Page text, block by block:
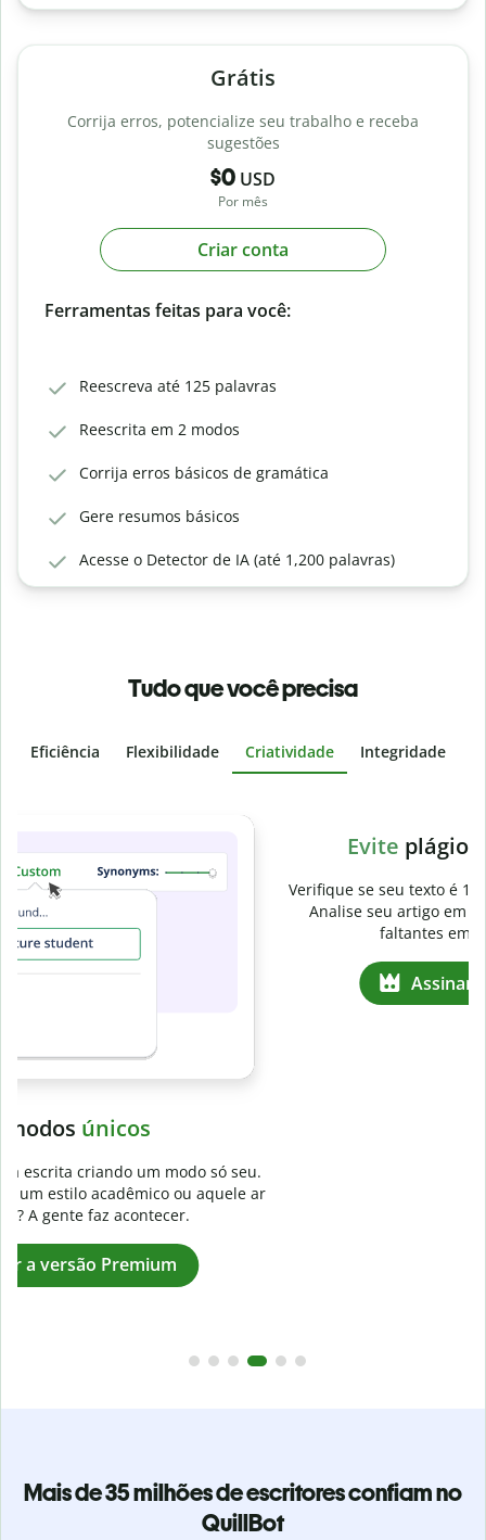
Grátis
Corrija erros, potencialize seu trabalho e receba
sugestões
$0 USD
Por mês
Criar conta
Ferramentas feitas para você:
Reescreva até 125 palavras
Reescrita em 2 modos
Corrija erros básicos de gramática
Gere resumos básicos
Acesse o Detector de IA (até 1,200 palavras)
Tudo que você precisa
Eficiência Flexibilidade Criatividade Integridade
Eviteplágios não intencionais
Verifique se seu texto é 100% seu com o Detector de plágio.
Analise seu artigo em segundos e identifique citações
faltantes em mais de 100 idiomas.
Assinar a versão Premium
Mais de 35 milhões de escritores confiam no
QuillBot